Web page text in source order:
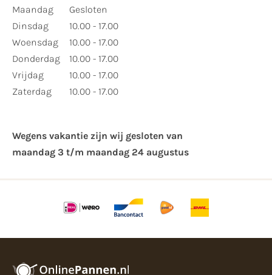
Maandag
Dinsdag
Woensdag
Donderdag
Vrijdag
Zaterdag
Gesloten
10.00 - 17.00
10.00 - 17.00
10.00 - 17.00
10.00 - 17.00
10.00 - 17.00
Wegens vakantie zijn wij gesloten van ​
maandag 3 t/m maandag 24 augustus